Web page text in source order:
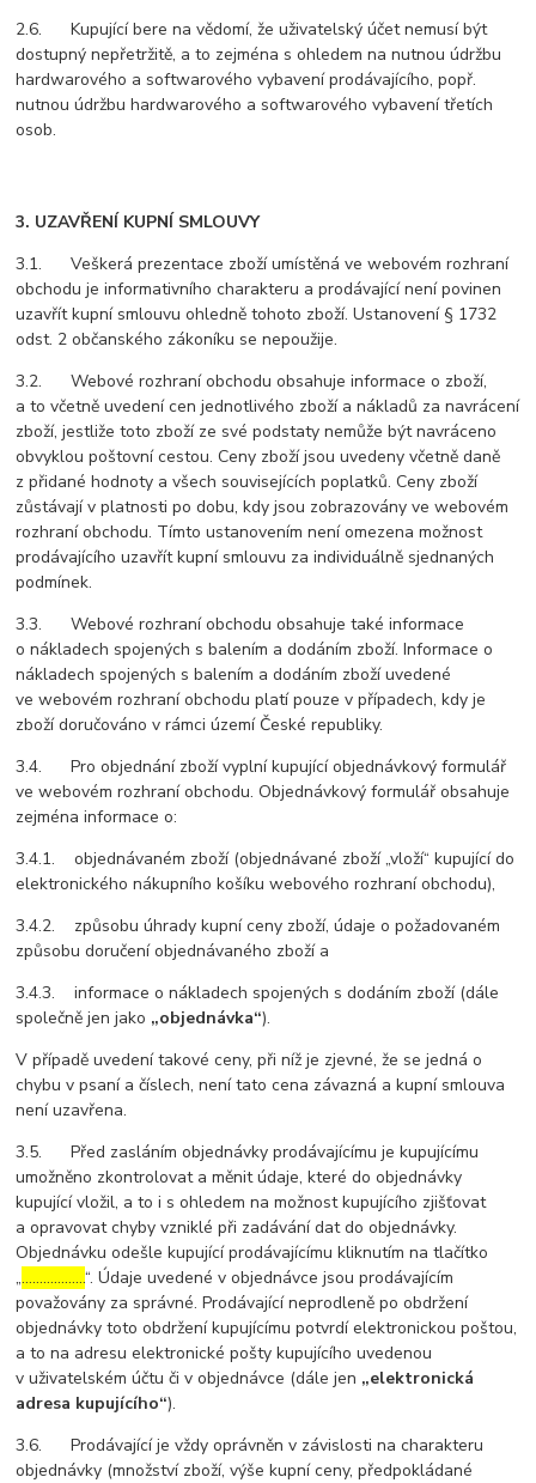
2.6. Kupující bere na vědomí, že uživatelský účet nemusí být
dostupný nepřetržitě, a to zejména s ohledem na nutnou údržbu
hardwarového a softwarového vybavení prodávajícího, popř.
nutnou údržbu hardwarového a softwarového vybavení třetích
osob.
3. UZAVŘENÍ KUPNÍ SMLOUVY
3.1. Veškerá prezentace zboží umístěná ve webovém rozhraní
obchodu je informativního charakteru a prodávající není povinen
uzavřít kupní smlouvu ohledně tohoto zboží. Ustanovení § 1732
odst. 2 občanského zákoníku se nepoužije.
3.2. Webové rozhraní obchodu obsahuje informace o zboží,
a to včetně uvedení cen jednotlivého zboží a nákladů za navrácení
zboží, jestliže toto zboží ze své podstaty nemůže být navráceno
obvyklou poštovní cestou. Ceny zboží jsou uvedeny včetně daně
z přidané hodnoty a všech souvisejících poplatků. Ceny zboží
zůstávají v platnosti po dobu, kdy jsou zobrazovány ve webovém
rozhraní obchodu. Tímto ustanovením není omezena možnost
prodávajícího uzavřít kupní smlouvu za individuálně sjednaných
podmínek.
3.3. Webové rozhraní obchodu obsahuje také informace
o nákladech spojených s balením a dodáním zboží. Informace o
nákladech spojených s balením a dodáním zboží uvedené
ve webovém rozhraní obchodu platí pouze v případech, kdy je
zboží doručováno v rámci území České republiky.
3.4. Pro objednání zboží vyplní kupující objednávkový formulář
ve webovém rozhraní obchodu. Objednávkový formulář obsahuje
zejména informace o:
3.4.1. objednávaném zboží (objednávané zboží „vloží“ kupující do
elektronického nákupního košíku webového rozhraní obchodu),
3.4.2. způsobu úhrady kupní ceny zboží, údaje o požadovaném
způsobu doručení objednávaného zboží a
3.4.3. informace o nákladech spojených s dodáním zboží (dále
společně jen jako „objednávka“).
V případě uvedení takové ceny, při níž je zjevné, že se jedná o
chybu v psaní a číslech, není tato cena závazná a kupní smlouva
není uzavřena.
3.5. Před zasláním objednávky prodávajícímu je kupujícímu
umožněno zkontrolovat a měnit údaje, které do objednávky
kupující vložil, a to i s ohledem na možnost kupujícího zjišťovat
a opravovat chyby vzniklé při zadávání dat do objednávky.
Objednávku odešle kupující prodávajícímu kliknutím na tlačítko
„………………“. Údaje uvedené v objednávce jsou prodávajícím
považovány za správné. Prodávající neprodleně po obdržení
objednávky toto obdržení kupujícímu potvrdí elektronickou poštou,
a to na adresu elektronické pošty kupujícího uvedenou
v uživatelském účtu či v objednávce (dále jen „elektronická
adresa kupujícího“).
3.6. Prodávající je vždy oprávněn v závislosti na charakteru
objednávky (množství zboží, výše kupní ceny, předpokládané